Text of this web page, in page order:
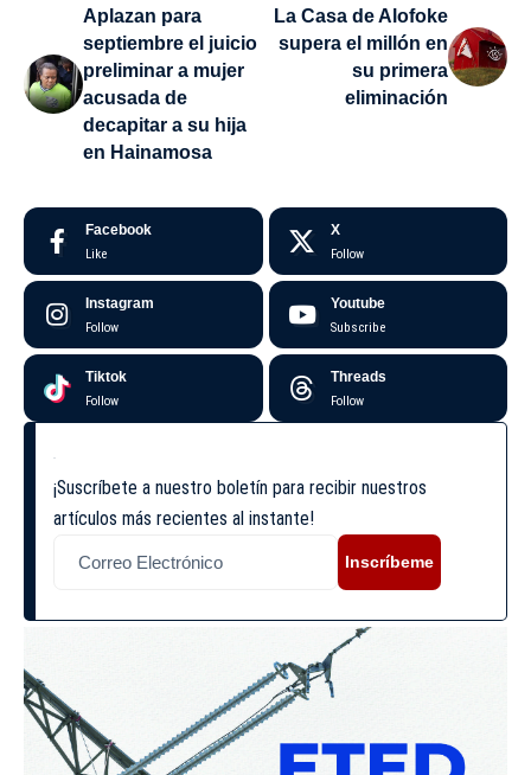
Aplazan para
septiembre el juicio
preliminar a mujer
acusada de
decapitar a su hija
en Hainamosa
La Casa de Alofoke
supera el millón en
su primera
eliminación
Facebook
Like
X
Follow
Instagram
Follow
Youtube
Subscribe
Tiktok
Follow
Threads
Follow
¡Suscríbete a nuestro boletín para recibir nuestros
artículos más recientes al instante!
Inscríbeme